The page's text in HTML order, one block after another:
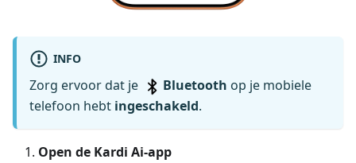
INFO
Zorg ervoor dat je Bluetooth op je mobiele
telefoon hebt ingeschakeld.
Open de Kardi Ai-app